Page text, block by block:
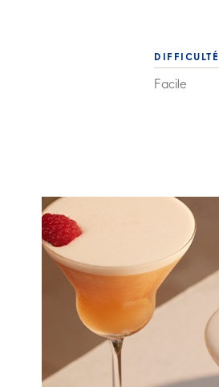
DIFFICULTÉ
Facile